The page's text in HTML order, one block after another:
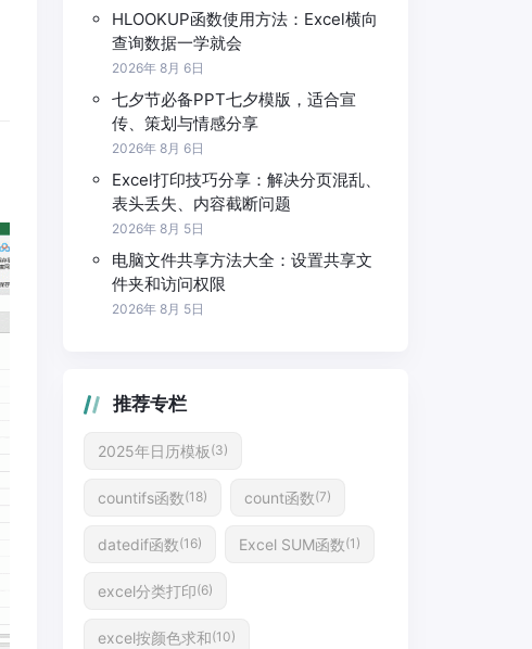
HLOOKUP函数使用方法：Excel横向
查询数据一学就会
2026年 8月 6日
七夕节必备PPT七夕模版，适合宣
传、策划与情感分享
2026年 8月 6日
Excel打印技巧分享：解决分页混乱、
表头丢失、内容截断问题
2026年 8月 5日
电脑文件共享方法大全：设置共享文
件夹和访问权限
2026年 8月 5日
推荐专栏
2025年日历模板 (3)
countifs函数(18) count函数(7)
datedif函数(16) Excel SUM函数(1)
excel分类打印(6)
excel按颜色求和(10)